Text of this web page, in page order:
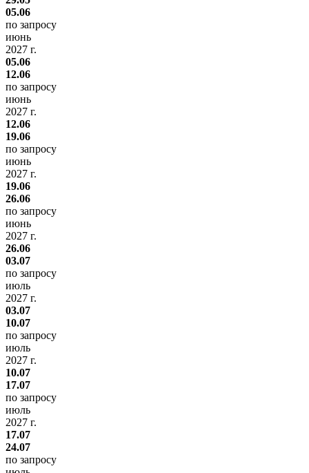
05.06
по запросу
июнь
2027 г.
05.06
12.06
по запросу
июнь
2027 г.
12.06
19.06
по запросу
июнь
2027 г.
19.06
26.06
по запросу
июнь
2027 г.
26.06
03.07
по запросу
июль
2027 г.
03.07
10.07
по запросу
июль
2027 г.
10.07
17.07
по запросу
июль
2027 г.
17.07
24.07
по запросу